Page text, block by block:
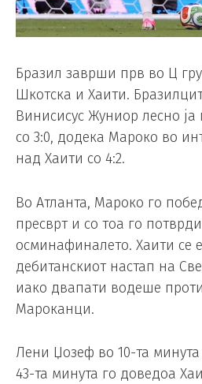
Бразил заврши прв во Ц
Шкотска и Хаити.
Винисисус Жуниор лесно
со 3:0, додека Мароко во
над Хаити со 4:2.
Во Атланта, Мароко го
пресврт и со тоа го
осминафиналето. Хаити се
дебитанскиот настап на
иако двапати водеше
Мароканци.
Лени Џозеф во 10-та
43-та минута го доведоа